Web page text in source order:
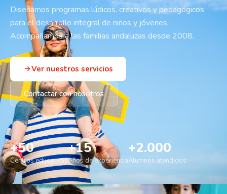
Diseñamos programas lúdicos, creativos y pedagógicos
para el desarrollo integral de niños y jóvenes.
Acompañamos a las familias andaluzas desde 2008.
Ver nuestros servicios
Contactar con nosotros
+50
Centros educativos
+15
Años de experiencia
+2.000
Alumnos atendidos